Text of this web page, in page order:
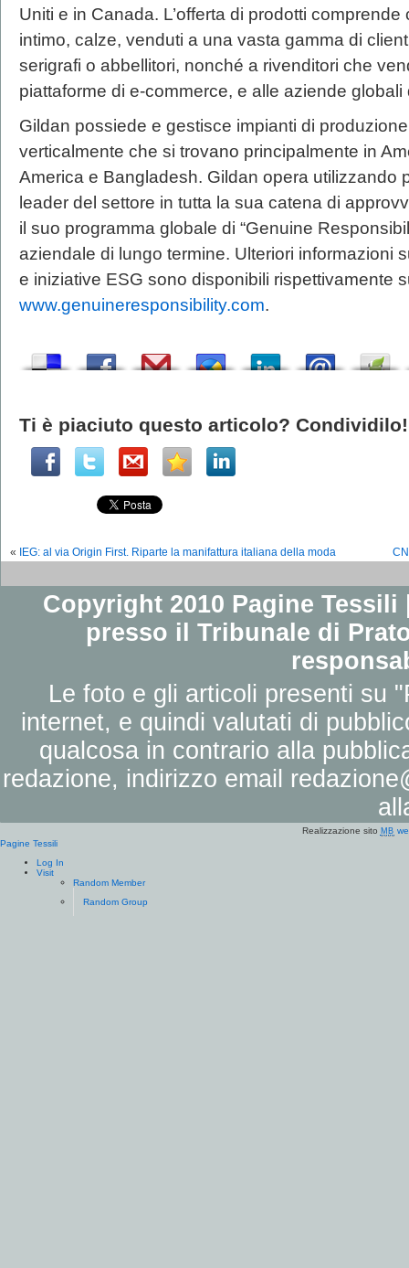
Uniti e in Canada. L’offerta di prodotti
intimo, calze, venduti a una vasta gamma di
serigrafi o abbellitori, nonché a rivenditori che
piattaforme di e-commerce, e alle aziende globali
Gildan possiede e gestisce impianti di
verticalmente che si trovano principalmente in
America e Bangladesh. Gildan opera utilizzando
leader del settore in tutta la sua catena di
il suo programma globale di “Genuine
aziendale di lungo termine. Ulteriori informazioni
e iniziative ESG sono disponibili rispettivamente
www.genuineresponsibility.com.
Ti è piaciuto questo articolo? Condividilo!
« IEG: al via Origin First. Riparte la manifattura italiana della moda
Copyright 2010 Pagine
presso il Tribunale di
Le foto e gli articoli presenti su
internet, e quindi valutati di
qualcosa in contrario alla
redazione, indirizzo email
Realizzazione sito MB
Pagine Tessili
Log In
Visit
Random Member
Random Group